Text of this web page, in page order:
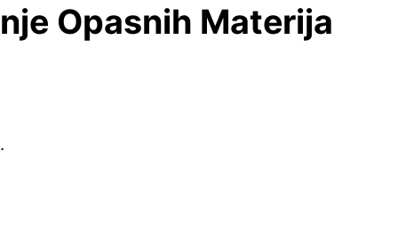
Opasnih Materija